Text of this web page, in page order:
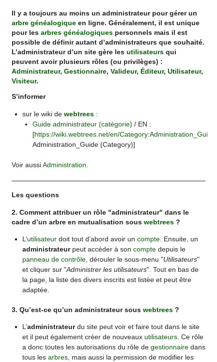
Il y a toujours au moins un administrateur pour gérer un
arbre généalogique en ligne. Généralement, il est unique
pour lesarbres généalogiques personnels mais il est
possible de définir autant d’administrateurs que souhaité.
L’administrateur d’un site gère lesutilisateurs qui
peuvent avoir plusieurs rôles (ou privilèges) :
Administrateur,Gestionnaire,Valideur, Éditeur,Utilisateur,
Visiteur.
S’informer
sur le wiki de webtrees:
Guide administrateur (catégorie) / EN :
[https://wiki.webtrees.net/en/Category:Administration_Guide
Administration_Guide (Category)]
Voir aussiAdministration.
Les questions
2. Comment attribuer un rôle "administrateur" dans le
cadre d’un arbre en mutualisation souswebtrees ?
L’utilisateurdoit tout d’abord avoir un compte. Ensuite, un
administrateurpeut accéder à son comptedepuis le
panneau de contrôle, dérouler le sous-menu "Utilisateurs"
et cliquer sur "Administrer les utilisateurs". Tout en bas de
la page, la liste des divers inscrits est listée et peut être
adaptée.
3. Qu’est-ce qu’un administrateur souswebtrees ?
L’administrateurdu site peut voir et faire tout dans le site
et il peut également créer de nouveaux utilisateurs. Ce rôle
a donc toutes les autorisations du rôle de gestionnairedans
tous les arbres, mais aussi la permission de modifier les